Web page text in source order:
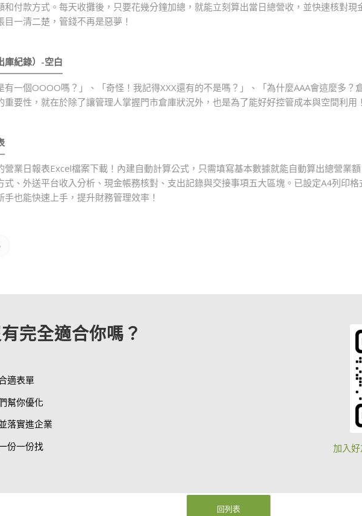
和付款方式。每天收攤後，只要花幾分鐘加總，就能立刻算出當日總營收，並快速核對
目一清二楚，管錢不再是惡夢！
庫紀錄）-空白
有一個OOOO嗎？」、「奇怪！我記得XXX還有的不是嗎？」、「為什麼AAA會這麼多
重要性，就在於除了讓管理人掌握門市倉庫狀況外，也是為了能好好控管成本與空間利用！
營業日報表Excel檔案下載！內建自動計算公式，只需填寫基本數據就能自動算出總營業
式、外送平台收入分析、現金帳務核對、支出記錄與交接事項五大區塊。已設定A4列印
手也能快速上手，提升財務管理效率！
完全適合你嗎？
適表單
幫你優化
落實進企業
份一份找
加入
回列表